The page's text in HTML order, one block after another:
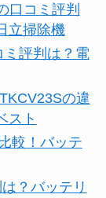
口コミ評判
立掃除機
ミ評判は？電
の違
スト
較！バッテ
？バッテリ